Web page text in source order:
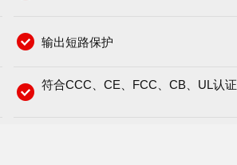
输出短路保护
符合CCC、CE、FCC、CB、UL认证